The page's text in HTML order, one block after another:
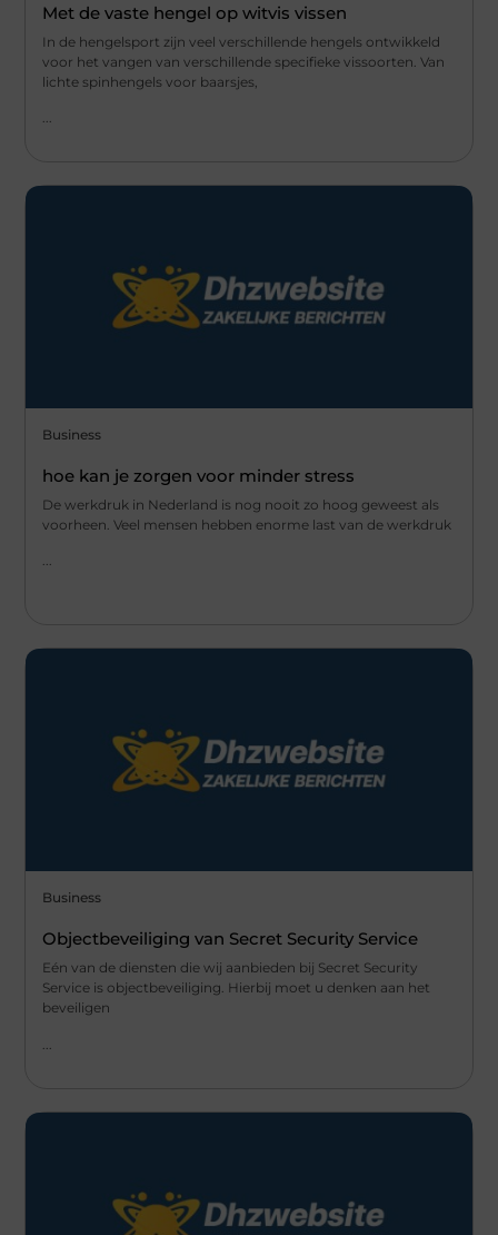
Met de vaste hengel op witvis vissen
In de hengelsport zijn veel verschillende hengels ontwikkeld
voor het vangen van verschillende specifieke vissoorten. Van
lichte spinhengels voor baarsjes,
Business
hoe kan je zorgen voor minder stress
De werkdruk in Nederland is nog nooit zo hoog geweest als
voorheen. Veel mensen hebben enorme last van de werkdruk
...
Business
Objectbeveiliging van Secret Security Service
Eén van de diensten die wij aanbieden bij Secret Security
Service is objectbeveiliging. Hierbij moet u denken aan het
beveiligen